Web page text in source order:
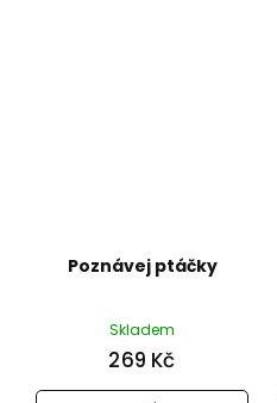
Poznávej ptáčky
Skladem
269 Kč